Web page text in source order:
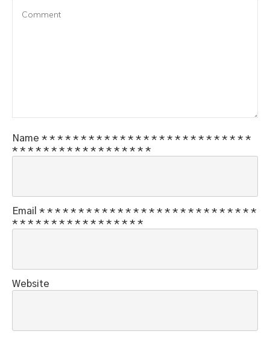
Name * * * * * * * * * * * * * * * * * * * * * * * * * * *
* * * * * * * * * * * * * * * * * *
Email * * * * * * * * * * * * * * * * * * * * * * * * * * * *
* * * * * * * * * * * * * * * * *
Website